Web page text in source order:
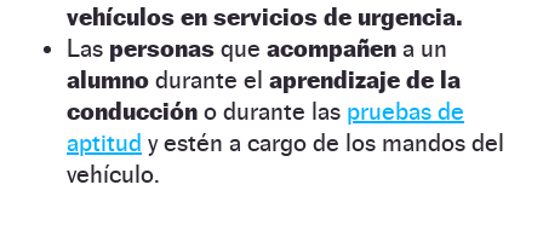
vehículos en servicios de urgencia.
Las personas que acompañen a un
alumno durante el aprendizaje de la
conducción o durante las pruebas de
aptitud y estén a cargo de los mandos del
vehículo.